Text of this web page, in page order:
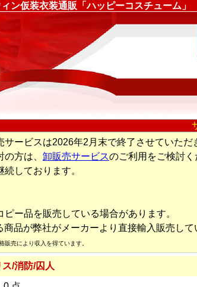
ン仮装衣装通販「ハッピーコスチューム」
ービスは2026年2月末で終了させていただ
方は、 卸販売サービスのご利用をご検討く
しております。
ー品を販売している場合があります。
商品が弊社がメーカーより直接輸入販売して
売により収入を得ています。
ス/消防/囚人